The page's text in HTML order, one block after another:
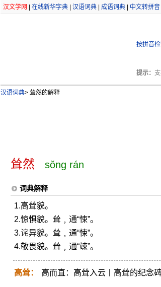
汉文学网 在线新华字典| 汉语词典| 成语词典| 中文转拼音|
按拼音
提示：
汉语词典>耸然的解释
耸然 sǒng rán
词典解释
1.高耸貌。
2.惊惧貌。耸﹐通“悚”。
3.诧异貌。耸﹐通“悚”。
4.敬畏貌。耸﹐通“竦”。
高耸： 高而直：高耸入云丨高耸的纪念碑